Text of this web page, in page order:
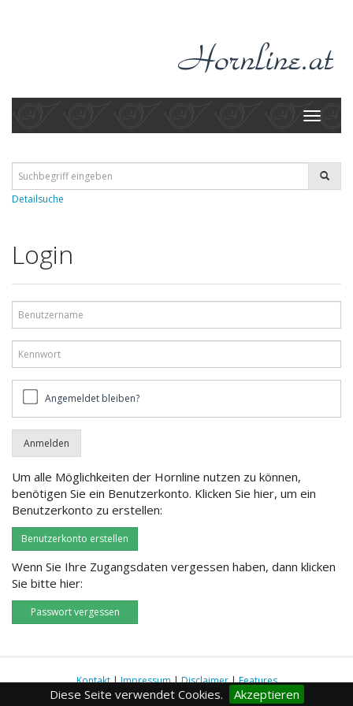
Diese Seite verwendet Cookies. Akzeptieren
Toggle
Detailsuche
Login
bleiben?Angemeldet bleiben?
Um alle Möglichkeiten der Hornline nutzen zu können,
benötigen Sie ein Benutzerkonto. Klicken Sie hier, um ein
Benutzerkonto zu erstellen:
Benutzerkonto erstellen
Wenn Sie Ihre Zugangsdaten vergessen haben, dann klicken
Sie bitte hier:
Passwort vergessen
Kontakt|Impressum|Disclaimer|Features